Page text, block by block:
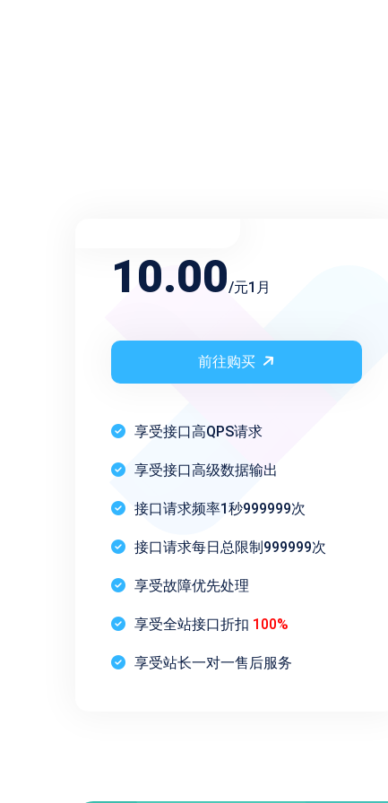
10.00/元1月
前往购买
享受接口高QPS请求
享受接口高级数据输出
接口请求频率1秒999999次
接口请求每日总限制999999次
享受故障优先处理
享受全站接口折扣 100%
享受站长一对一售后服务